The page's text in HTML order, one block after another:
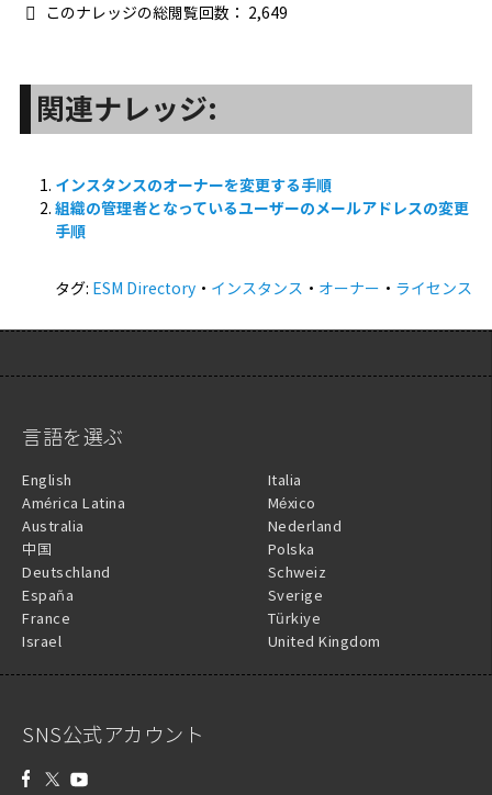
このナレッジの総閲覧回数： 2,649
関連ナレッジ:
インスタンスのオーナーを変更する手順
組織の管理者となっているユーザーのメールアドレスの変更
手順
タグ: ESM Directory ・ インスタンス ・ オーナー ・ ライセンス
言語を選ぶ
English
América Latina
Australia
中国
Deutschland
España
France
Israel
Italia
México
Nederland
Polska
Schweiz
Sverige
Türkiye
United Kingdom
SNS公式アカウント